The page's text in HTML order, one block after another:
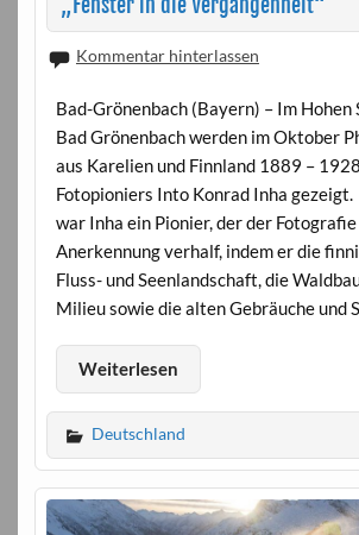
„Fenster in die Vergangenheit“
Kommentar hinterlassen
Bad-Grönenbach (Bayern) – Im Hohen
Bad Grönenbach werden im Oktober
aus Karelien und Finnland 1889 –
Fotopioniers Into Konrad Inha
war Inha ein Pionier, der der
Anerkennung verhalf, indem er die
Fluss- und Seenlandschaft, die
Milieu sowie die alten Gebräuche und
Weiterlesen
Deutschland